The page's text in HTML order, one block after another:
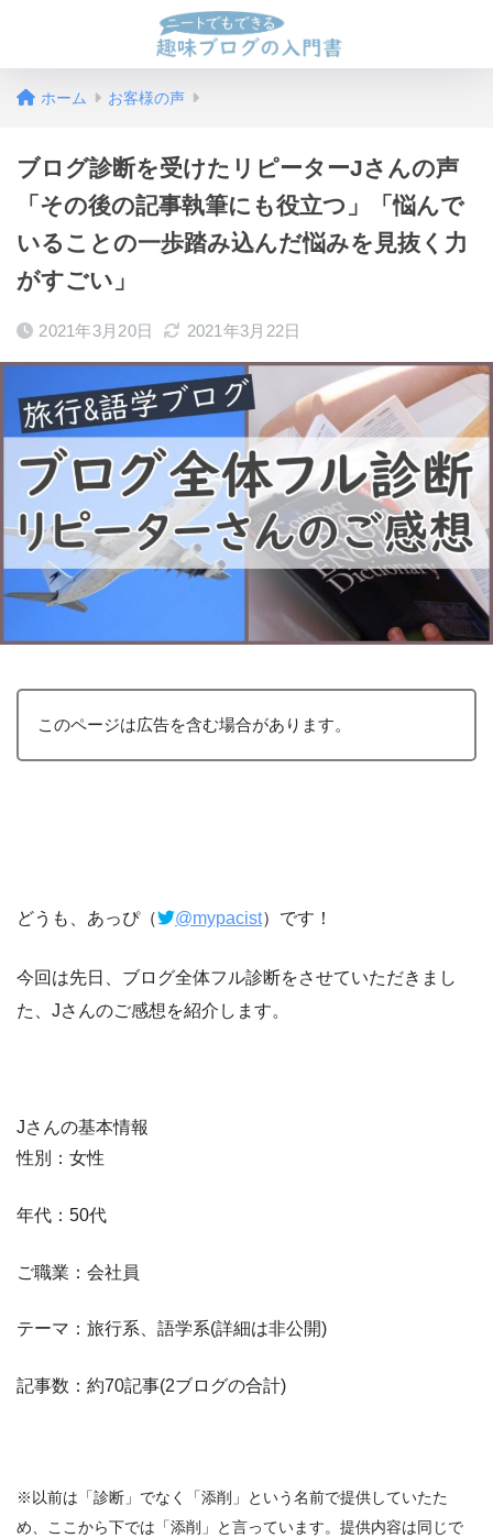
ホーム お客様の声
ブログ診断を受けたリピーターJさんの声
「その後の記事執筆にも役立つ」「悩んで
いることの一歩踏み込んだ悩みを見抜く力
がすごい」
2021年3月20日 2021年3月22日
このページは広告を含む場合があります。
どうも、あっぴ（ @mypacist）です！
今回は先日、ブログ全体フル診断をさせていただきまし
た、Jさんのご感想を紹介します。
Jさんの基本情報
性別：女性
年代：50代
ご職業：会社員
テーマ：旅行系、語学系(詳細は非公開)
記事数：約70記事(2ブログの合計)
※以前は「診断」でなく「添削」という名前で提供していたた
め、ここから下では「添削」と言っています。提供内容は同じで